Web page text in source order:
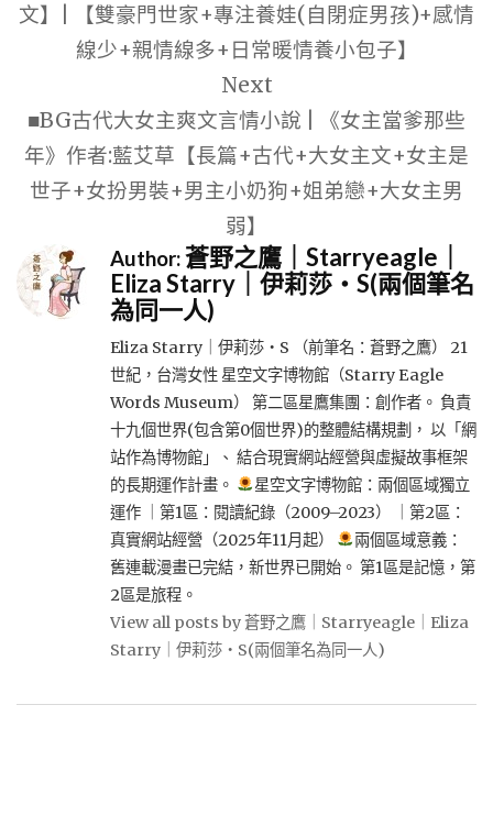
文】| 【雙豪門世家+專注養娃(自閉症男孩)+感情
線少+親情線多+日常暖情養小包子】
Next
■BG古代大女主爽文言情小說 | 《女主當爹那些
年》作者:藍艾草【長篇+古代+大女主文+女主是
世子+女扮男裝+男主小奶狗+姐弟戀+大女主男
弱】
Author:蒼野之鷹｜Starryeagle｜
Eliza Starry｜伊莉莎・S(兩個筆名
為同一人)
Eliza Starry｜伊莉莎・S （前筆名：蒼野之鷹） 21
世紀，台灣女性 星空文字博物館（Starry Eagle
Words Museum） 第二區星鷹集團：創作者。 負責
十九個世界(包含第0個世界)的整體結構規劃， 以「網
站作為博物館」、 結合現實網站經營與虛擬故事框架
的長期運作計畫。
星空文字博物館：兩個區域獨立
運作 ｜第1區：閱讀紀錄（2009–2023） ｜第2區：
真實網站經營（2025年11月起）
兩個區域意義：
舊連載漫畫已完結，新世界已開始。 第1區是記憶，第
2區是旅程。
View all posts by 蒼野之鷹｜Starryeagle｜Eliza
Starry｜伊莉莎・S(兩個筆名為同一人)